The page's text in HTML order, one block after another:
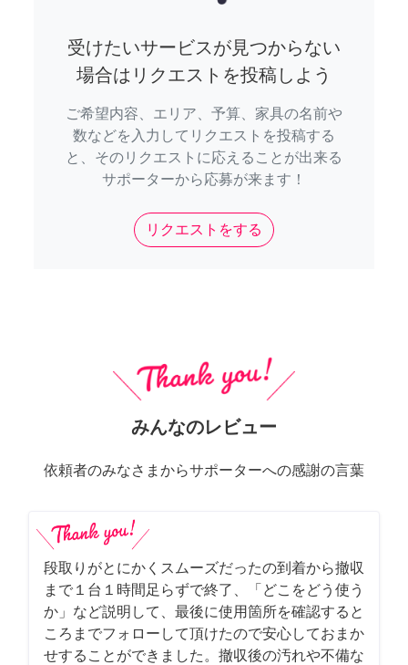
受けたいサービスが見つからない
場合はリクエストを投稿しよう
ご希望内容、エリア、予算、家具の名前や
数などを入力してリクエストを投稿する
と、そのリクエストに応えることが出来る
サポーターから応募が来ます！
リクエストをする
みんなのレビュー
依頼者のみなさまからサポーターへの感謝の言葉
段取りがとにかくスムーズだったの到着から撤収
まで１台１時間足らずで終了、「どこをどう使う
か」など説明して、最後に使用箇所を確認すると
ころまでフォローして頂けたので安心しておまか
せすることができました。撤収後の汚れや不備な